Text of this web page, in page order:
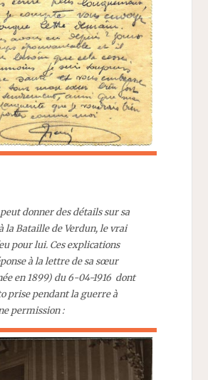
donner des détails sur sa
la Bataille de Verdun, le vrai
pour lui. Ces explications
à la lettre de sa sœur
en 1899) du 6-04-1916 dont
prise pendant la guerre à
permission :